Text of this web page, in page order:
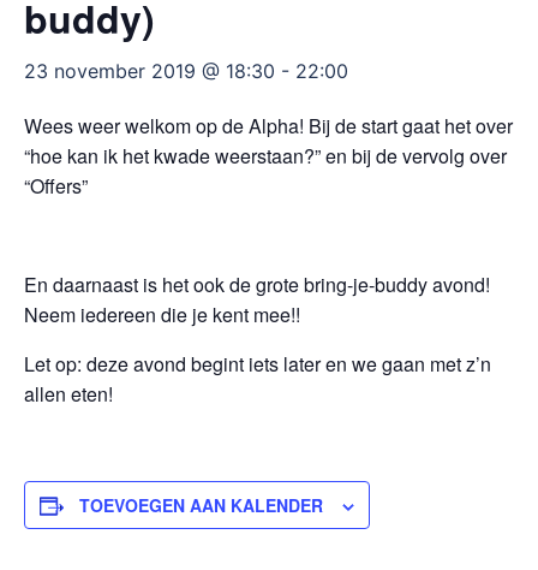
buddy)
23 november 2019 @ 18:30 - 22:00
Wees weer welkom op de Alpha! Bij de start gaat het over
“hoe kan ik het kwade weerstaan?” en bij de vervolg over
“Offers”
En daarnaast is het ook de grote bring-je-buddy avond!
Neem iedereen die je kent mee!!
Let op: deze avond begint iets later en we gaan met z’n
allen eten!
TOEVOEGEN AAN KALENDER